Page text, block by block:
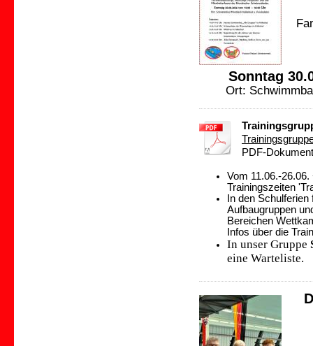
Sonntag
Ort:
PDF-
Vom 11.06.-
Trainingszeiten
In den
Aufbaugruppen
Bereichen
Infos über die
In unser Gruppe
eine Warteliste.